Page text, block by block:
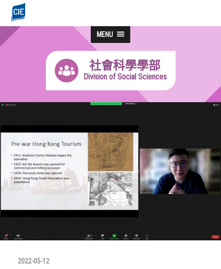
MENU
社會科學學部
Division of Social Sciences
2022-05-12